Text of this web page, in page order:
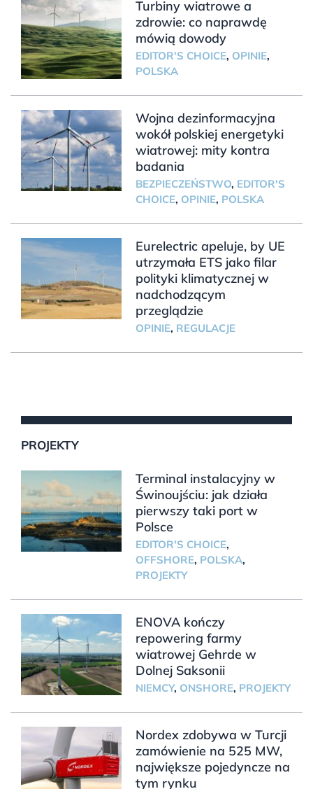
Turbiny wiatrowe a
zdrowie: co naprawdę
mówią dowody
EDITOR'S CHOICE, OPINIE,
POLSKA
Wojna dezinformacyjna
wokół polskiej energetyki
wiatrowej: mity kontra
badania
BEZPIECZEŃSTWO, EDITOR'S
CHOICE, OPINIE, POLSKA
Eurelectric apeluje, by UE
utrzymała ETS jako filar
polityki klimatycznej w
nadchodzącym
przeglądzie
OPINIE, REGULACJE
PROJEKTY
Terminal instalacyjny w
Świnoujściu: jak działa
pierwszy taki port w
Polsce
EDITOR'S CHOICE,
OFFSHORE, POLSKA,
PROJEKTY
ENOVA kończy
repowering farmy
wiatrowej Gehrde w
Dolnej Saksonii
NIEMCY, ONSHORE, PROJEKTY
Nordex zdobywa w Turcji
zamówienie na 525 MW,
największe pojedyncze na
tym rynku